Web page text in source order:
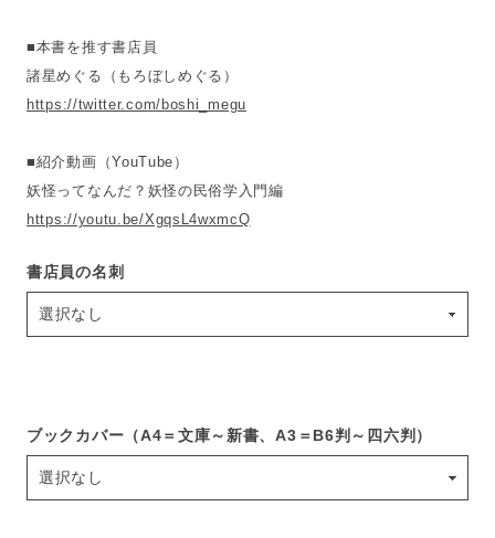
■本書を推す書店員
諸星めぐる（もろぼしめぐる）
https://twitter.com/boshi_megu
■紹介動画（YouTube）
妖怪ってなんだ？妖怪の民俗学入門編
https://youtu.be/XgqsL4wxmcQ
書店員の名刺
ブックカバー（A4＝文庫～新書、A3＝B6判～四六判）